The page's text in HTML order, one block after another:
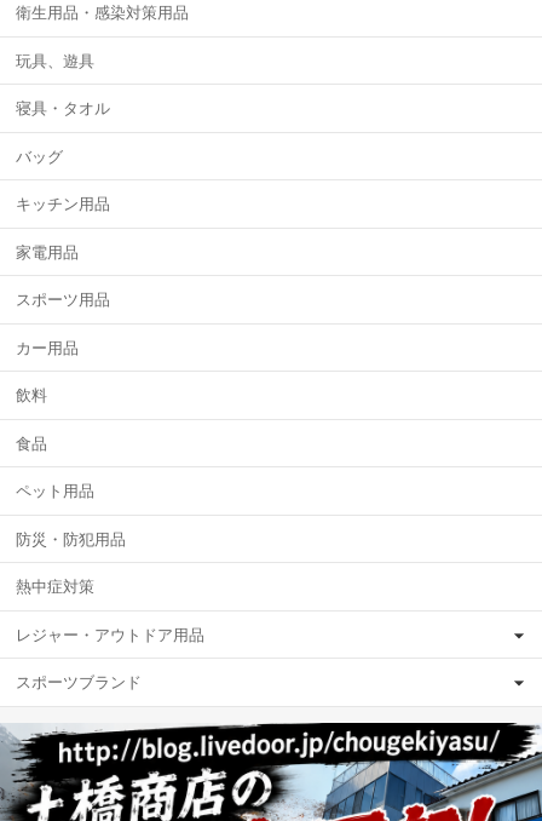
衛生用品・感染対策用品
玩具、遊具
寝具・タオル
バッグ
キッチン用品
家電用品
スポーツ用品
カー用品
飲料
食品
ペット用品
防災・防犯用品
熱中症対策
レジャー・アウトドア用品
スポーツブランド